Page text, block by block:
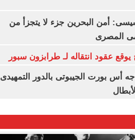
أمن البحرين جزء لا يتجزأ من
المصرى
عقود انتقاله لـ طرابزون سبور
أس بورت الجيبوتى بالدور التمهيدى